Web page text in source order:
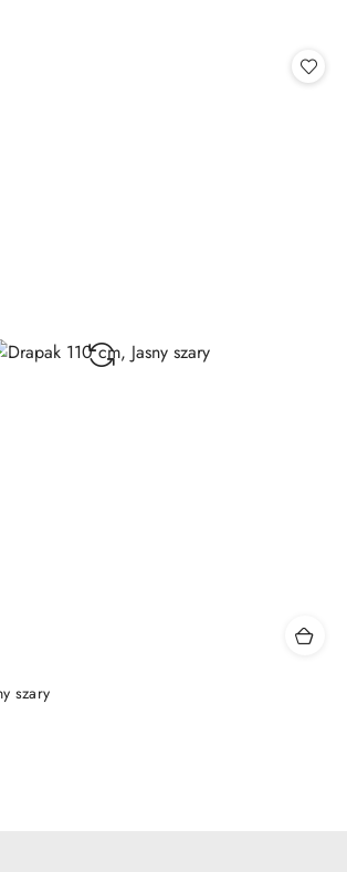
szary